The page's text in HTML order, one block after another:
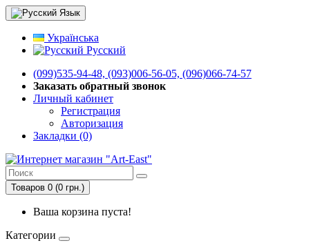
Язык
Українська
Русский
(099)535-94-48, (093)006-56-05, (096)066-74-57
Заказать обратный звонок
Личный кабинет
Регистрация
Авторизация
Закладки (0)
Товаров 0 (0 грн.)
Ваша корзина пуста!
Категории